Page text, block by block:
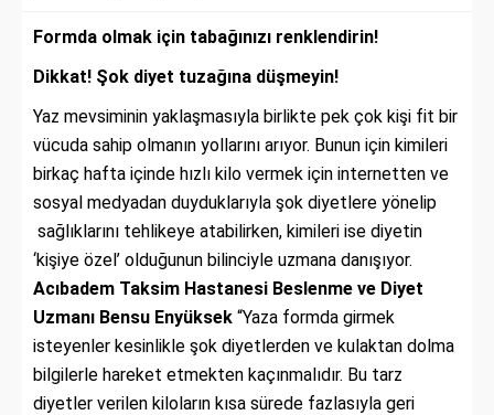
Formda olmak için tabağınızı renklendirin!
Dikkat! Şok diyet tuzağına düşmeyin!
Yaz mevsiminin yaklaşmasıyla birlikte pek çok kişi fit bir
vücuda sahip olmanın yollarını arıyor. Bunun için kimileri
birkaç hafta içinde hızlı kilo vermek için internetten ve
sosyal medyadan duyduklarıyla şok diyetlere yönelip
sağlıklarını tehlikeye atabilirken, kimileri ise diyetin
‘kişiye özel’ olduğunun bilinciyle uzmana danışıyor.
Acıbadem Taksim Hastanesi Beslenme ve Diyet
Uzmanı Bensu Enyüksek “Yaza formda girmek
isteyenler kesinlikle şok diyetlerden ve kulaktan dolma
bilgilerle hareket etmekten kaçınmalıdır. Bu tarz
diyetler verilen kiloların kısa sürede fazlasıyla geri